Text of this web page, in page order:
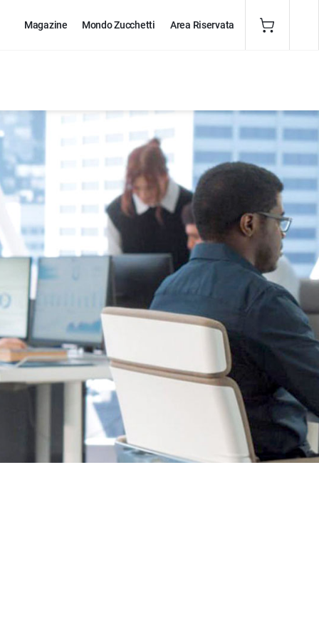
Magazine Mondo Zucchetti Area Riservata